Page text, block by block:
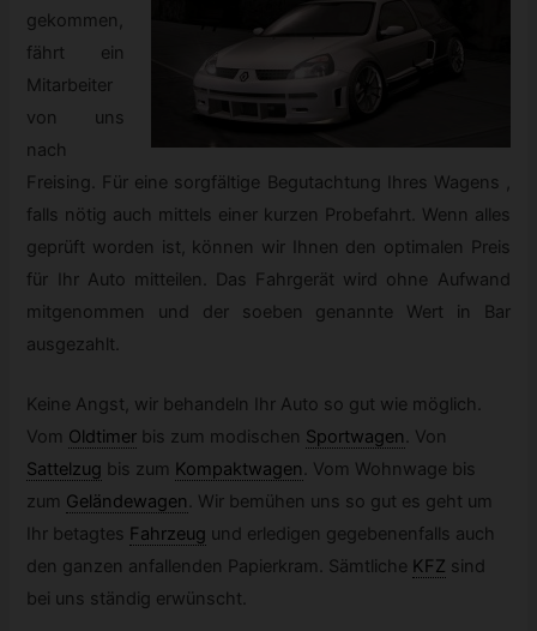
gekommen,
fährt ein
Mitarbeiter
von uns
nach
Freising. Für eine sorgfältige Begutachtung Ihres Wagens ,
falls nötig auch mittels einer kurzen Probefahrt. Wenn alles
geprüft worden ist, können wir Ihnen den optimalen Preis
für Ihr Auto mitteilen. Das Fahrgerät wird ohne Aufwand
mitgenommen und der soeben genannte Wert in Bar
ausgezahlt.
Keine Angst, wir behandeln Ihr Auto so gut wie möglich.
Vom Oldtimer bis zum modischen Sportwagen. Von
Sattelzug bis zum Kompaktwagen. Vom Wohnwage bis
zum Geländewagen. Wir bemühen uns so gut es geht um
Ihr betagtes Fahrzeug und erledigen gegebenenfalls auch
den ganzen anfallenden Papierkram. Sämtliche KFZ sind
bei uns ständig erwünscht.